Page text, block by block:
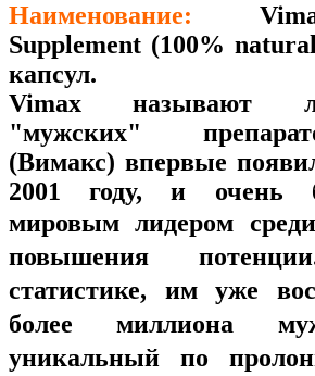
Наименование:
Supplement (100%
капсул.
Vimax называют
"мужских"
(Вимакс) впервые
2001 году, и очень
мировымлидером
повышения
статистике, им уже
более миллиона
уникальный по